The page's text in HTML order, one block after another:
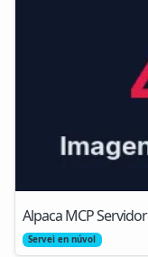
Alpaca MCP Servidor
Servei en núvol